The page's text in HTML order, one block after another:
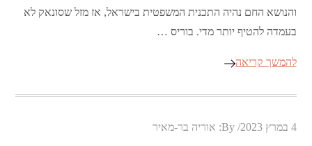
והנושא החם נהיה התכנית המשפטית בישראל, אז מזל שסונאק לא
בעמדה להטיף יותר מדי. בוריס …
להמשך קריאה
Posted
4 במרץ 2023 By: אוריה בר-מאיר